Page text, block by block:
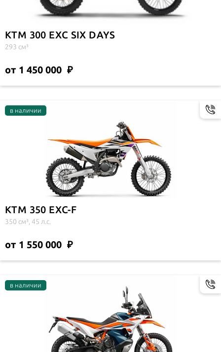
KTM 300 EXC SIX DAYS
293 см³
от 1 450 000
KTM 350 EXC-F
350 см³, 45 л.с.
от 1 550 000